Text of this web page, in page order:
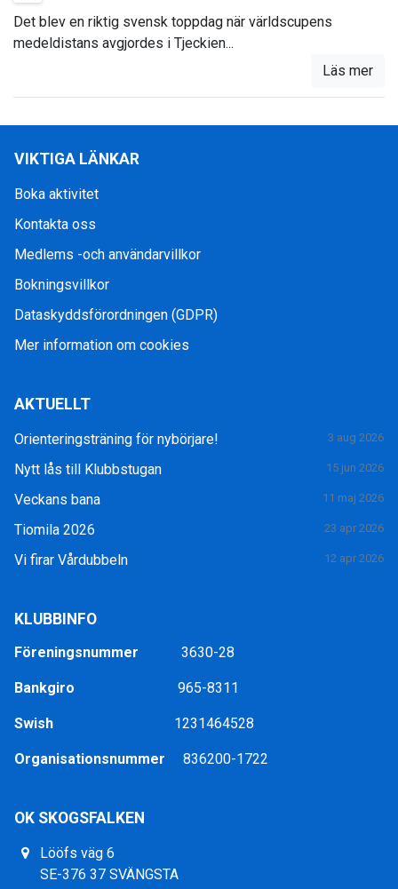
Det blev en riktig svensk toppdag när världscupens
medeldistans avgjordes i Tjeckien...
Läs mer
VIKTIGA LÄNKAR
Boka aktivitet
Kontakta oss
Medlems -och användarvillkor
Bokningsvillkor
Dataskyddsförordningen (GDPR)
Mer information om cookies
AKTUELLT
Orienteringsträning för nybörjare! 3 aug 2026
Nytt lås till Klubbstugan 15 jun 2026
Veckans bana 11 maj 2026
Tiomila 2026 23 apr 2026
Vi firar Vårdubbeln 12 apr 2026
KLUBBINFO
Föreningsnummer 3630-28
Bankgiro 965-8311
Swish 1231464528
Organisationsnummer 836200-1722
OK SKOGSFALKEN
Lööfs väg 6
SE-376 37 SVÄNGSTA